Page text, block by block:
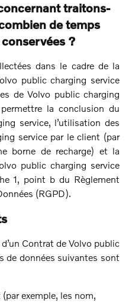
traitons-
de temps
?
dans le cadre de la
public charging service
de Volvo public charging
la conclusion du
service, l’utilisation des
service par le client (par
borne de recharge) et la
public charging service
1, point b du Règlement
(RGPD).
Contrat de Volvo public
de données suivantes sont
exemple, les nom,